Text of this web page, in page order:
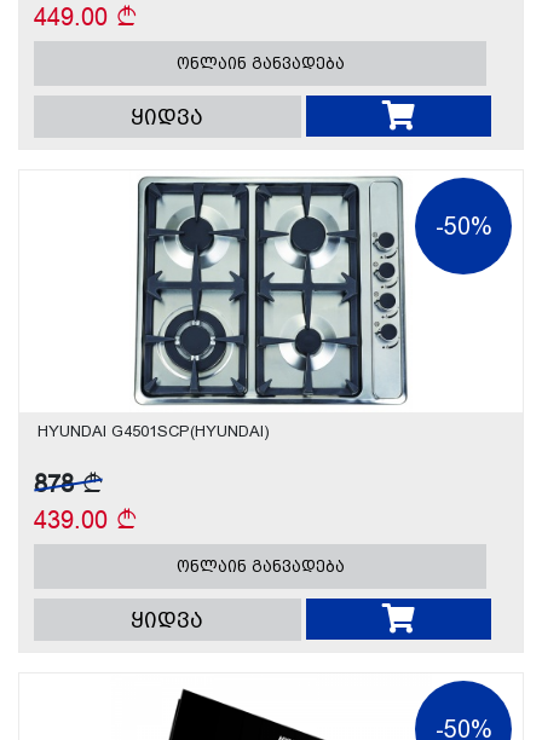
449.00
ონლაინ განვადება
ყიდვა
-50%
HYUNDAI G4501SCP(HYUNDAI)
878
439.00
ონლაინ განვადება
ყიდვა
-50%